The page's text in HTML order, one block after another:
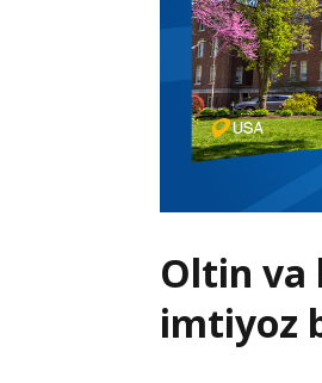
Oltin va
imtiyoz